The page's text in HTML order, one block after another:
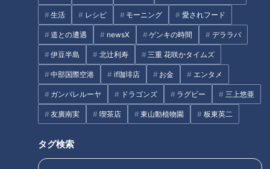
生活 レシピ モーニング 愛されフード
道との遭遇 newsX ゲンキの時間 デララバ
伊豆半島 北辻利寿 三重 花咲かタイムズ
中部国際空港 if珈琲店 お金 エンタメ
ガンバレルーヤ ドラゴンズ ラグビー 三上悠亜
友廣南実 喫茶店 東山動植物園 板東英二
タグ検索
廃キャバレーと廃浴場に特別潜
入！“東海一の歓楽街”と呼ばれ
た「柳ヶ瀬」の歴史を紐解く旅
【伊豆スカイライン】廃墟ドラ
イブインに特別許可を得て潜入